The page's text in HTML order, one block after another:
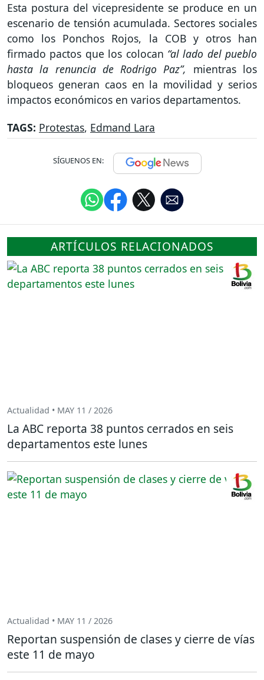
Esta postura del vicepresidente se produce en un
escenario de tensión acumulada. Sectores sociales
como los Ponchos Rojos, la COB y otros han
firmado pactos que los colocan “al lado del pueblo
hasta la renuncia de Rodrigo Paz”, mientras los
bloqueos generan caos en la movilidad y serios
impactos económicos en varios departamentos.
TAGS: Protestas, Edmand Lara
SÍGUENOS EN:
ARTÍCULOS RELACIONADOS
Actualidad • MAY 11 / 2026
La ABC reporta 38 puntos cerrados en seis
departamentos este lunes
Actualidad • MAY 11 / 2026
Reportan suspensión de clases y cierre de vías
este 11 de mayo